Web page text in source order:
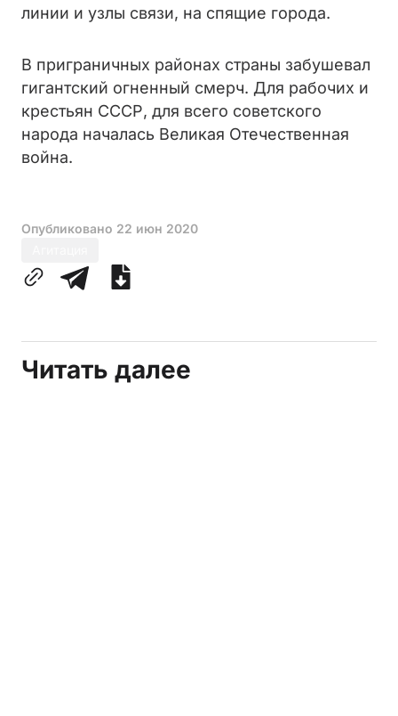
линии и узлы связи, на спящие города.
В приграничных районах страны забушевал
гигантский огненный смерч. Для рабочих и
крестьян СССР, для всего советского
народа началась Великая Отечественная
война.
Опубликовано 22 июн 2020
Читать далее